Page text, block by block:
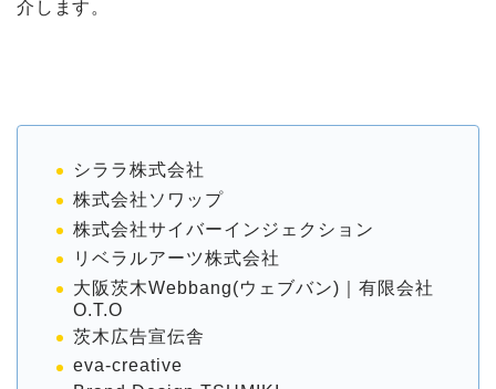
介します。
シララ株式会社
株式会社ソワップ
株式会社サイバーインジェクション
リベラルアーツ株式会社
大阪茨木Webbang(ウェブバン)｜有限会社
O.T.O
茨木広告宣伝舎
eva-creative